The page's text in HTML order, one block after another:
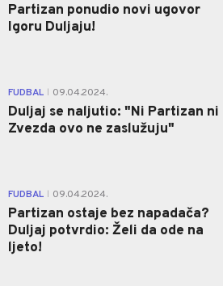
Partizan ponudio novi ugovor
Igoru Duljaju!
FUDBAL 09.04.2024.
Duljaj se naljutio: "Ni Partizan ni
Zvezda ovo ne zaslužuju"
FUDBAL 09.04.2024.
Partizan ostaje bez napadača?
Duljaj potvrdio: Želi da ode na
ljeto!